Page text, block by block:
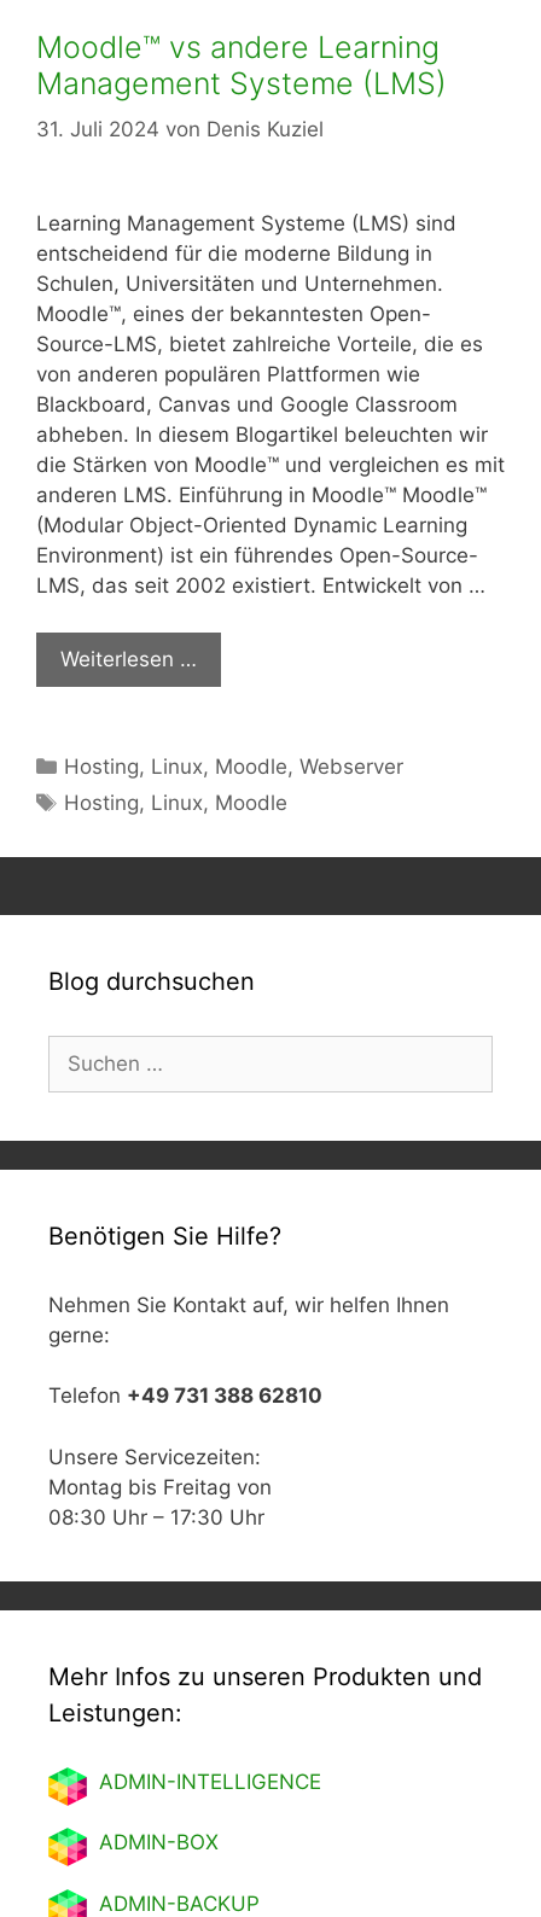
Moodle™ vs andere Learning
Management Systeme (LMS)
31. Juli 2024 von Denis Kuziel
Learning Management Systeme (LMS) sind
entscheidend für die moderne Bildung in
Schulen, Universitäten und Unternehmen.
Moodle™, eines der bekanntesten Open-
Source-LMS, bietet zahlreiche Vorteile, die es
von anderen populären Plattformen wie
Blackboard, Canvas und Google Classroom
abheben. In diesem Blogartikel beleuchten wir
die Stärken von Moodle™ und vergleichen es mit
anderen LMS. Einführung in Moodle™ Moodle™
(Modular Object-Oriented Dynamic Learning
Environment) ist ein führendes Open-Source-
LMS, das seit 2002 existiert. Entwickelt von …
Weiterlesen …
Kategorien
Hosting, Linux, Moodle,Webserver
Schlagwörter
Hosting, Linux, Moodle
Blog durchsuchen
nach:
Benötigen Sie Hilfe?
Nehmen Sie Kontakt auf, wir helfen Ihnen
gerne:
Telefon +49 731 388 62810
Unsere Servicezeiten:
Montag bis Freitag von
08:30 Uhr – 17:30 Uhr
Mehr Infos zu unseren Produkten und
Leistungen:
ADMIN-INTELLIGENCE
ADMIN-BOX
ADMIN-BACKUP